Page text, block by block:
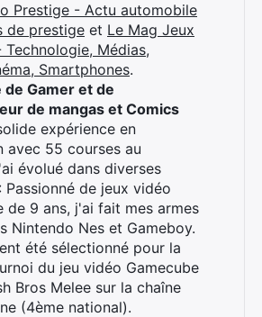
Prestige - Actu automobile
de prestige et Le Mag Jeux
Technologie, Médias,
Smartphones.
de Gamer et de
de mangas et Comics
expérience en
avec 55 courses au
évolué dans diverses
Passionné de jeux vidéo
de 9 ans, j'ai fait mes armes
Nintendo Nes et Gameboy.
été sélectionné pour la
du jeu vidéo Gamecube
Bros Melee sur la chaîne
(4ème national).